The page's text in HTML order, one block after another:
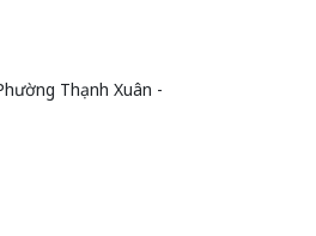
Thạnh Xuân -